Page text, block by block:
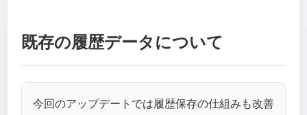
既存の履歴データについて
今回のアップデートでは履歴保存の仕組みも改善